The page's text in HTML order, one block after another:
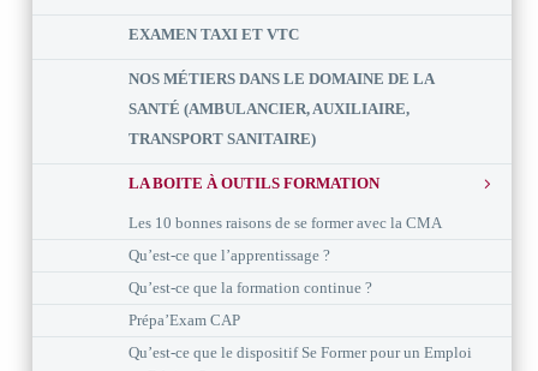
EXAMEN TAXI ET VTC
NOS MÉTIERS DANS LE DOMAINE DE LA
SANTÉ (AMBULANCIER, AUXILIAIRE,
TRANSPORT SANITAIRE)
LA BOITE À OUTILS FORMATION
Les 10 bonnes raisons de se former avec la CMA
Qu’est-ce que l’apprentissage ?
Qu’est-ce que la formation continue ?
Prépa’Exam CAP
Qu’est-ce que le dispositif Se Former pour un Emploi